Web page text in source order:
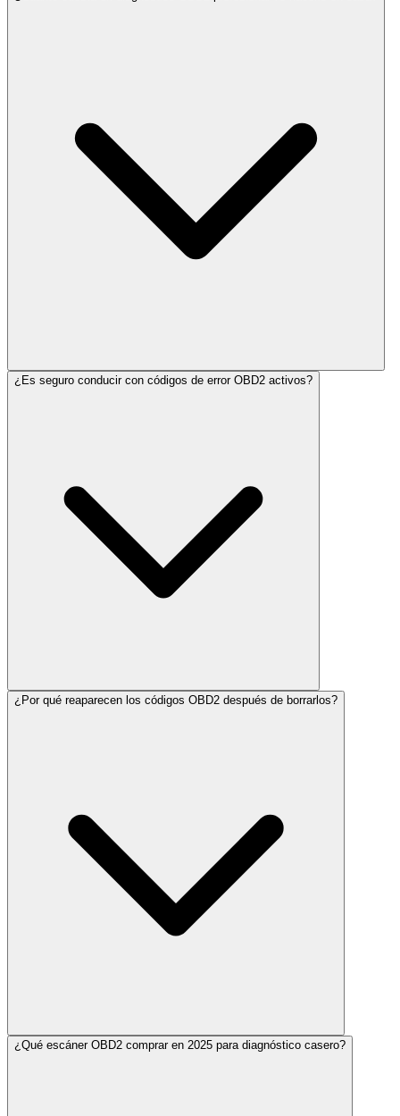
¿Es seguro conducir con códigos de error OBD2 activos?
¿Por qué reaparecen los códigos OBD2 después de borrarlos?
¿Qué escáner OBD2 comprar en 2025 para diagnóstico casero?